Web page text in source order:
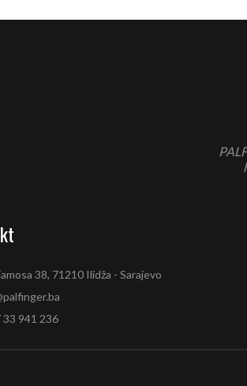
38, 71210 Ilidža - Sarajevo
33 941 236